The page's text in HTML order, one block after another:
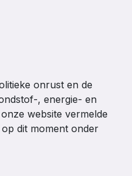
onrust en de
, energie- en
website vermelde
dit moment onder